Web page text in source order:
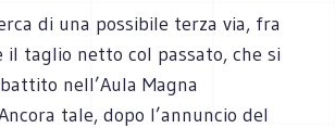
di una possibile terza via, fra
il taglio netto col passato, che si
nell’Aula Magna
tale, dopo l’annuncio del